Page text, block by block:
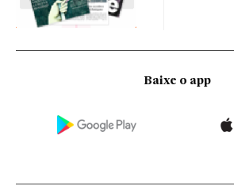
Baixe o app